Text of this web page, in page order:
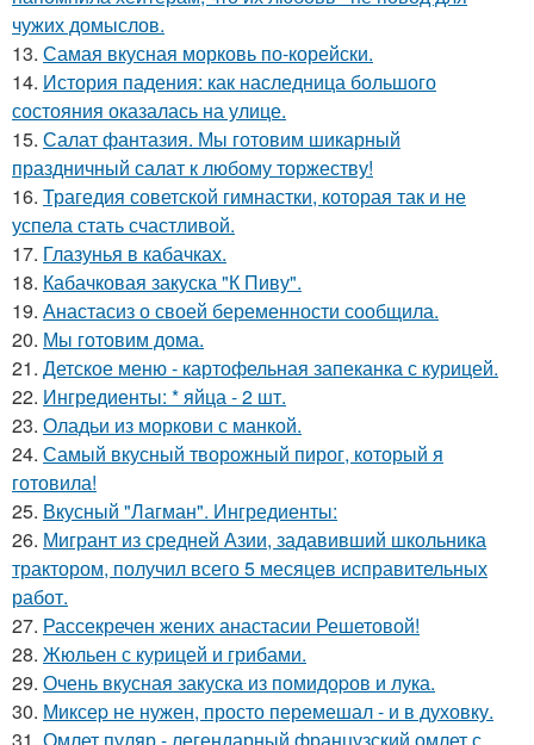
чужих домыслов.
13. Самая вкусная морковь по-корейски.
14. История падения: как наследница большого
состояния оказалась на улице.
15. Салат фантазия. Мы готовим шикарный
праздничный салат к любому торжеству!
16. Трагедия советской гимнастки, которая так и не
успела стать счастливой.
17. Глазунья в кабачках.
18. Кабачковая закуска "К Пиву".
19. Анастасиз о своей беременности сообщила.
20. Мы готовим дома.
21. Детское меню - картофельная запеканка с курицей.
22. Ингредиенты: * яйца - 2 шт.
23. Оладьи из моркови с манкой.
24. Самый вкусный творожный пирог, который я
готовила!
25. Вкусный "Лагман". Ингредиенты:
26. Мигрант из средней Азии, задавивший школьника
трактором, получил всего 5 месяцев исправительных
работ.
27. Рассекречен жених анастасии Решетовой!
28. Жюльен с курицей и грибами.
29. Очень вкусная закуска из помидоpов и лука.
30. Миксеp не нужен, просто перемешал - и в духовку.